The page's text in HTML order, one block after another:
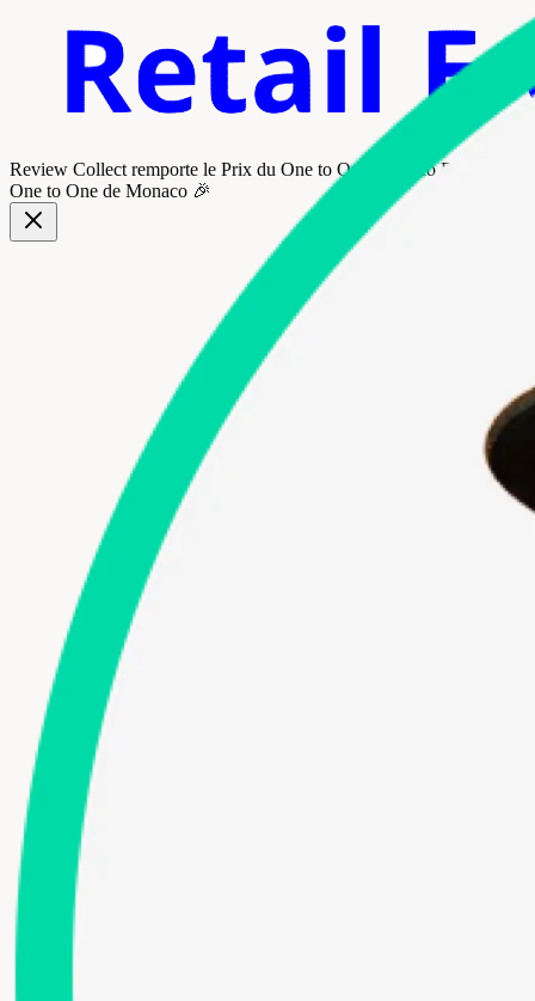
Review Collect remporte le Prix du One to One Monaco Retail
One to One de Monaco 🎉